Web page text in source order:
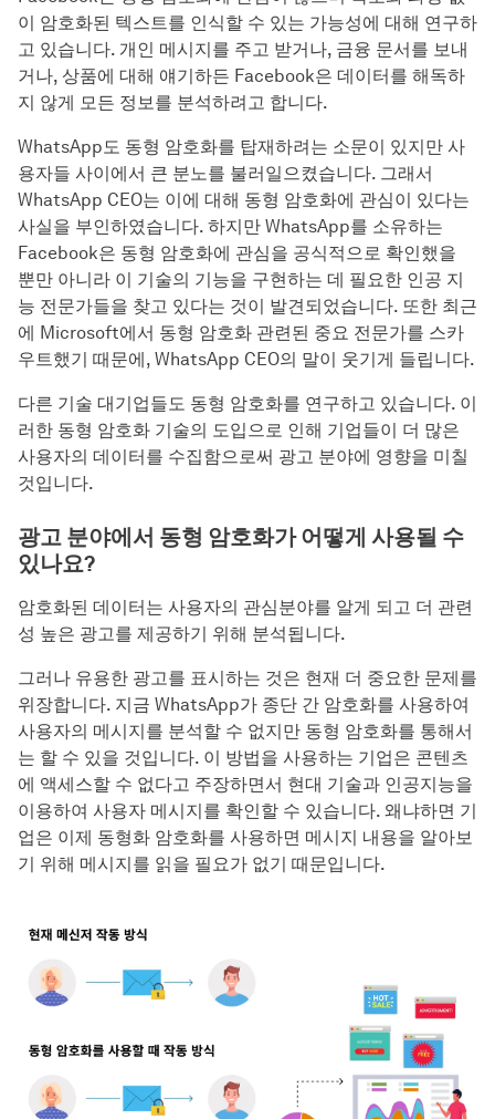
이 암호화된 텍스트를 인식할 수 있는 가능성에 대해 연구하
고 있습니다. 개인 메시지를 주고 받거나, 금융 문서를 보내
거나, 상품에 대해 얘기하든 Facebook은 데이터를 해독하
지 않게 모든 정보를 분석하려고 합니다.
WhatsApp도 동형 암호화를 탑재하려는 소문이 있지만 사
용자들 사이에서 큰 분노를 불러일으켰습니다. 그래서
WhatsApp CEO는 이에 대해 동형 암호화에 관심이 있다는
사실을 부인하였습니다. 하지만 WhatsApp를 소유하는
Facebook은 동형 암호화에 관심을 공식적으로 확인했을
뿐만 아니라 이 기술의 기능을 구현하는 데 필요한 인공 지
능 전문가들을 찾고 있다는 것이 발견되었습니다. 또한 최근
에 Microsoft에서 동형 암호화 관련된 중요 전문가를 스카
우트했기 때문에, WhatsApp CEO의 말이 웃기게 들립니다.
다른 기술 대기업들도 동형 암호화를 연구하고 있습니다. 이
러한 동형 암호화 기술의 도입으로 인해 기업들이 더 많은
사용자의 데이터를 수집함으로써 광고 분야에 영향을 미칠
것입니다.
광고 분야에서 동형 암호화가 어떻게 사용될 수
있나요?
암호화된 데이터는 사용자의 관심분야를 알게 되고 더 관련
성 높은 광고를 제공하기 위해 분석됩니다.
그러나 유용한 광고를 표시하는 것은 현재 더 중요한 문제를
위장합니다. 지금 WhatsApp가 종단 간 암호화를 사용하여
사용자의 메시지를 분석할 수 없지만 동형 암호화를 통해서
는 할 수 있을 것입니다. 이 방법을 사용하는 기업은 콘텐츠
에 액세스할 수 없다고 주장하면서 현대 기술과 인공지능을
이용하여 사용자 메시지를 확인할 수 있습니다. 왜냐하면 기
업은 이제 동형화 암호화를 사용하면 메시지 내용을 알아보
기 위해 메시지를 읽을 필요가 없기 때문입니다.